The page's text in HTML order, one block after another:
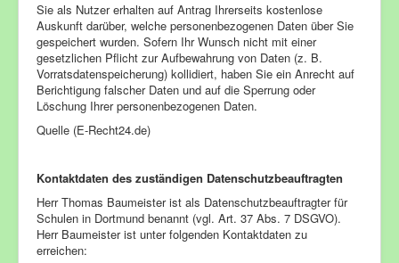
Sie als Nutzer erhalten auf Antrag Ihrerseits kostenlose
Auskunft darüber, welche personenbezogenen Daten über Sie
gespeichert wurden. Sofern Ihr Wunsch nicht mit einer
gesetzlichen Pflicht zur Aufbewahrung von Daten (z. B.
Vorratsdatenspeicherung) kollidiert, haben Sie ein Anrecht auf
Berichtigung falscher Daten und auf die Sperrung oder
Löschung Ihrer personenbezogenen Daten.
Quelle (E-Recht24.de)
Kontaktdaten des zuständigen Datenschutzbeauftragten
Herr Thomas Baumeister ist als Datenschutzbeauftragter für
Schulen in Dortmund benannt (vgl. Art. 37 Abs. 7 DSGVO).
Herr Baumeister ist unter folgenden Kontaktdaten zu
erreichen: